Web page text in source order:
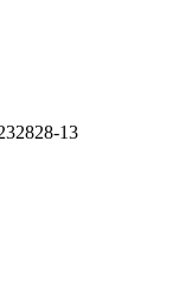
13